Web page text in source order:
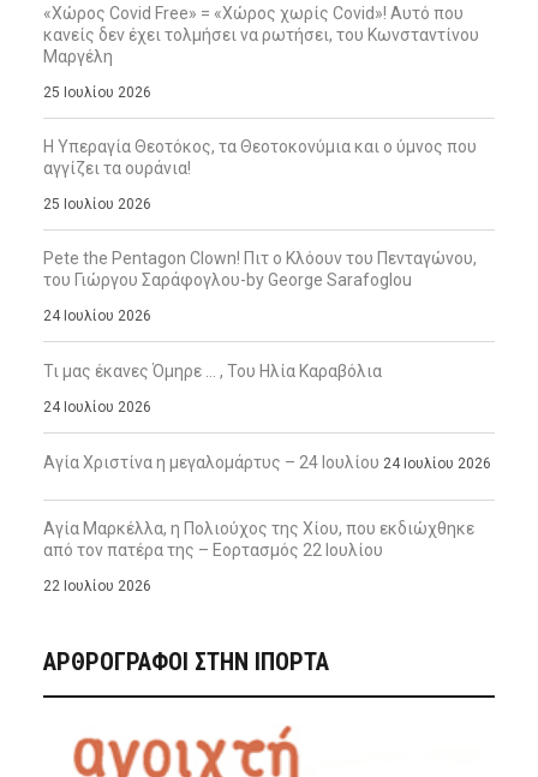
«Χώρος Covid Free» = «Χώρος χωρίς Covid»! Αυτό που
κανείς δεν έχει τολμήσει να ρωτήσει, του Κωνσταντίνου
Μαργέλη
25 Ιουλίου 2026
Η Υπεραγία Θεοτόκος, τα Θεοτοκονύμια και ο ύμνος που
αγγίζει τα ουράνια!
25 Ιουλίου 2026
Pete the Pentagon Clown! Πιτ ο Κλόουν του Πενταγώνου,
του Γιώργου Σαράφογλου-by George Sarafoglou
24 Ιουλίου 2026
Τι μας έκανες Όμηρε … , Του Ηλία Καραβόλια
24 Ιουλίου 2026
Αγία Χριστίνα η μεγαλομάρτυς – 24 Ιουλίου 24 Ιουλίου 2026
Αγία Μαρκέλλα, η Πολιούχος της Χίου, που εκδιώχθηκε
από τον πατέρα της – Εορτασμός 22 Ιουλίου
22 Ιουλίου 2026
ΑΡΘΡΟΓΡΑΦΟΙ ΣΤΗΝ IΠΟΡΤΑ